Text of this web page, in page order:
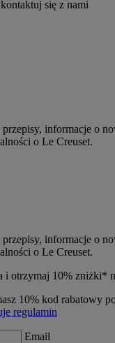
się z nami
informacje o
o Le Creuset.
informacje o
o Le Creuset.
i otrzymaj 10% zniżki*
10% kod rabatowy
regulamin
Email